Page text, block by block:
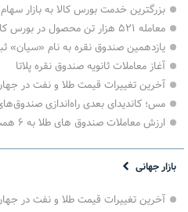
بزرگترین خدمت بورس کالا به بازار
معامله ۵۲۱ هزار تن محصول در بورس کالا
یازدهمین صندوق نقره به نام «سیان»
آغاز معاملات ثانویه صندوق نقره پلاتا
آخرین تغییرات قیمت طلا و نفت در
مس؛ کاندیدای بعدی راه‌اندازی
ارزش معاملات صندوق های طلا به ۶ همت رسید
بازار جهانی
آخرین تغییرات قیمت طلا و نفت در